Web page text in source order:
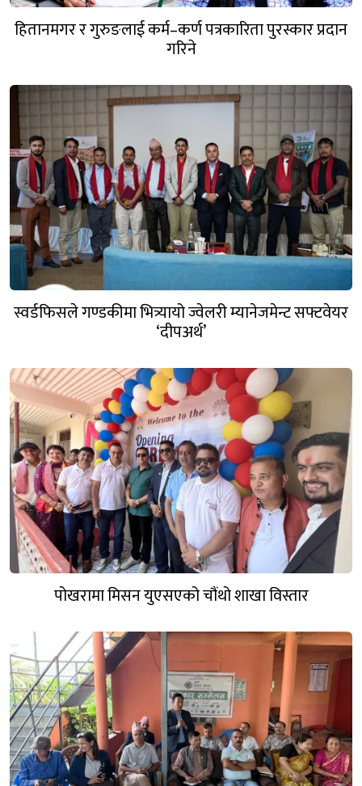
हितानमगर र गुरुङलाई कर्म–कर्ण पत्रकारिता पुरस्कार प्रदान
गरिने
स्वर्डफिसले गण्डकीमा भित्र्यायो ज्वेलरी म्यानेजमेन्ट सफ्टवेयर
‘दीपअर्थ’
पोखरामा मिसन युएसएको चौंथो शाखा विस्तार